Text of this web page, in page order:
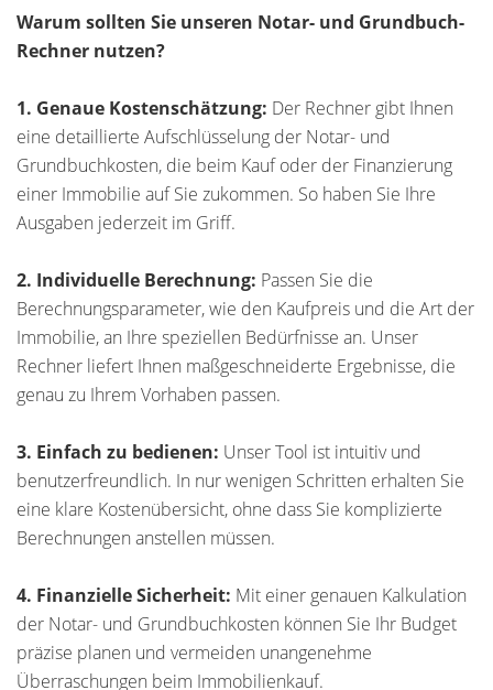
Warum sollten Sie unseren Notar- und Grundbuch-
Rechner nutzen?
1. Genaue Kostenschätzung: Der Rechner gibt Ihnen
eine detaillierte Aufschlüsselung der Notar- und
Grundbuchkosten, die beim Kauf oder der Finanzierung
einer Immobilie auf Sie zukommen. So haben Sie Ihre
Ausgaben jederzeit im Griff.
2. Individuelle Berechnung: Passen Sie die
Berechnungsparameter, wie den Kaufpreis und die Art der
Immobilie, an Ihre speziellen Bedürfnisse an. Unser
Rechner liefert Ihnen maßgeschneiderte Ergebnisse, die
genau zu Ihrem Vorhaben passen.
3. Einfach zu bedienen: Unser Tool ist intuitiv und
benutzerfreundlich. In nur wenigen Schritten erhalten Sie
eine klare Kostenübersicht, ohne dass Sie komplizierte
Berechnungen anstellen müssen.
4. Finanzielle Sicherheit: Mit einer genauen Kalkulation
der Notar- und Grundbuchkosten können Sie Ihr Budget
präzise planen und vermeiden unangenehme
Überraschungen beim Immobilienkauf.